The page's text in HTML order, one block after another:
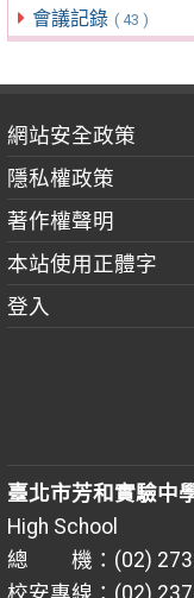
會議記錄 ( 43 )
網站安全政策
隱私權政策
著作權聲明
本站使用正體字
登入
臺北市芳和實驗中
High School
總 機：(02)
校安專線：(02)